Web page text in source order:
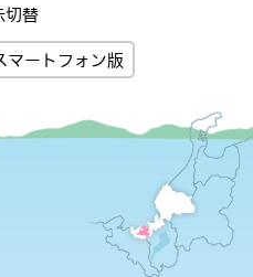
切替
マートフォン版